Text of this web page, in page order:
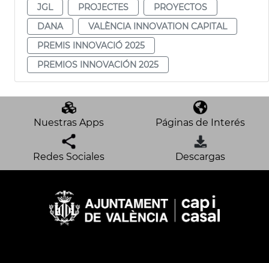
JGL
PROJECTES
PROYECTOS
DANA
VALÈNCIA INNOVATION CAPITAL
PREMIS INNOVACIÓ 2025
PREMIOS INNOVACIÓN 2025
Nuestras Apps Páginas de Interés
Redes Sociales Descargas